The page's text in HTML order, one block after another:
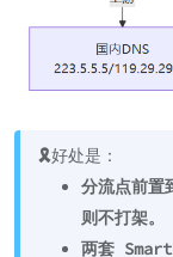
🎗️好处是：
分流点前
则不打架。
两套